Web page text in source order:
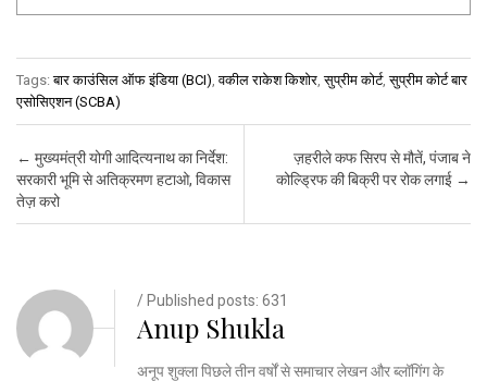
Tags:बार काउंसिल ऑफ इंडिया (BCI) ,वकील राकेश किशोर ,सुप्रीम कोर्ट,सुप्रीम कोर्ट बार
एसोसिएशन (SCBA)
Post navigation
← मुख्यमंत्री योगी आदित्यनाथ का निर्देश:
सरकारी भूमि से अतिक्रमण हटाओ, विकास
तेज़ करो
ज़हरीले कफ सिरप से मौतें, पंजाब ने
कोल्ड्रिफ की बिक्री पर रोक लगाई →
/ Published posts: 631
Anup Shukla
अनूप शुक्ला पिछले तीन वर्षों से समाचार लेखन और ब्लॉगिंग के